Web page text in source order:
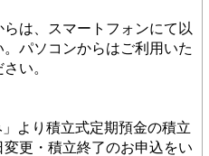
は、スマートフォンにて以
パソコンからはご利用いた
い。
より積立式定期預金の積立
更・積立終了のお申込をい